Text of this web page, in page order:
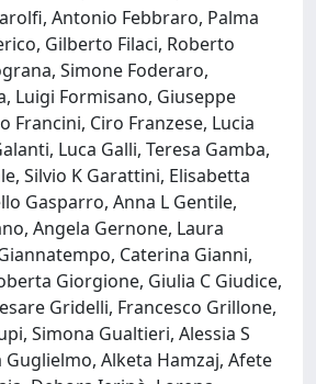
Antonio Febbraro, Palma
Gilberto Filaci, Roberto
Simone Foderaro,
Luigi Formisano, Giuseppe
Francini, Ciro Franzese, Lucia
Luca Galli, Teresa Gamba,
Silvio K Garattini, Elisabetta
Gasparro, Anna L Gentile,
Angela Gernone, Laura
Caterina Gianni,
Giorgione, Giulia C Giudice,
Gridelli, Francesco Grillone,
Simona Gualtieri, Alessia S
Alketa Hamzaj, Afete